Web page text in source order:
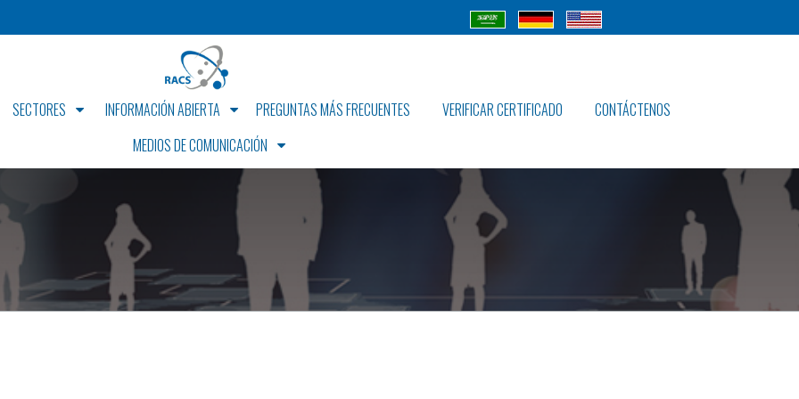
Cuatro
era
cuatro
Gr
cuatro
Uz
SECTORES INFORMACIÓN ABIERTA PREGUNTAS MÁS FRECUENTES VERIFICAR CERTIFICADO
CONTÁCTENOS
MEDIOS DE COMUNICACIÓN